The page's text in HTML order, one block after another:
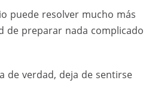
puede resolver mucho más
de preparar nada complicado
de verdad, deja de sentirse